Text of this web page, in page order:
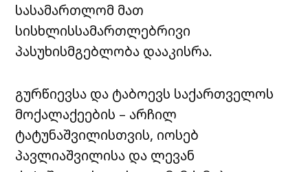
სასამართლომ მათ
სისხლისსამართლებრივი
პასუხისმგებლობა დააკისრა.
გურწიევსა და ტაბოევს საქართველოს
მოქალაქეების – არჩილ
ტატუნაშვილისთვის, იოსებ
პავლიაშვილისა და ლევან